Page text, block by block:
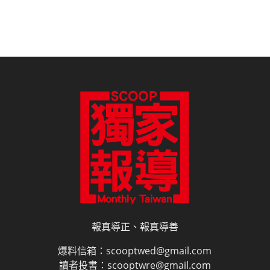
雜誌平面廣告刊登價目表 網路廣告刊登